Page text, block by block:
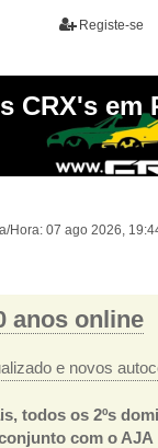
Registe-se
CRX's em
Hora: 07 ago 2026,
anos online
e novos
todos os 2ºs
com o AJA